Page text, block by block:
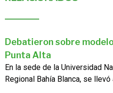
Debatieron sobre
Punta Alta
En la sede de la Universidad
Regional Bahía Blanca, se